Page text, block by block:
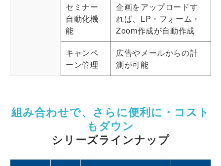
セミナー
自動化機
能
企画をアップロードす
れば、LP・フォーム・
Zoom作成が自動作成
キャンペ
ーン管理
広告やメールからの計
測が可能
組み合わせで、さらに便利に・コスト
もダウン
シリーズラインナップ